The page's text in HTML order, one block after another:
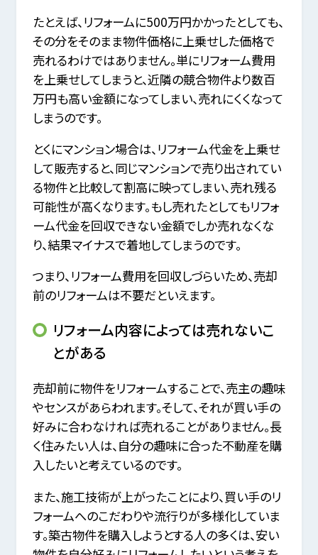
たとえば、リフォームに500万円かかったとしても、
その分をそのまま物件価格に上乗せした価格で
売れるわけではありません。単にリフォーム費用
を上乗せしてしまうと、近隣の競合物件より数百
万円も高い金額になってしまい、売れにくくなって
しまうのです。
とくにマンション場合は、リフォーム代金を上乗せ
して販売すると、同じマンションで売り出されてい
る物件と比較して割高に映ってしまい、売れ残る
可能性が高くなります。もし売れたとしてもリフォ
ーム代金を回収できない金額でしか売れなくな
り、結果マイナスで着地してしまうのです。
つまり、リフォーム費用を回収しづらいため、売却
前のリフォームは不要だといえます。
リフォーム内容によっては売れないこ
とがある
売却前に物件をリフォームすることで、売主の趣味
やセンスがあらわれます。そして、それが買い手の
好みに合わなければ売れることがありません。長
く住みたい人は、自分の趣味に合った不動産を購
入したいと考えているのです。
また、施工技術が上がったことにより、買い手のリ
フォームへのこだわりや流行りが多様化していま
す。築古物件を購入しようとする人の多くは、安い